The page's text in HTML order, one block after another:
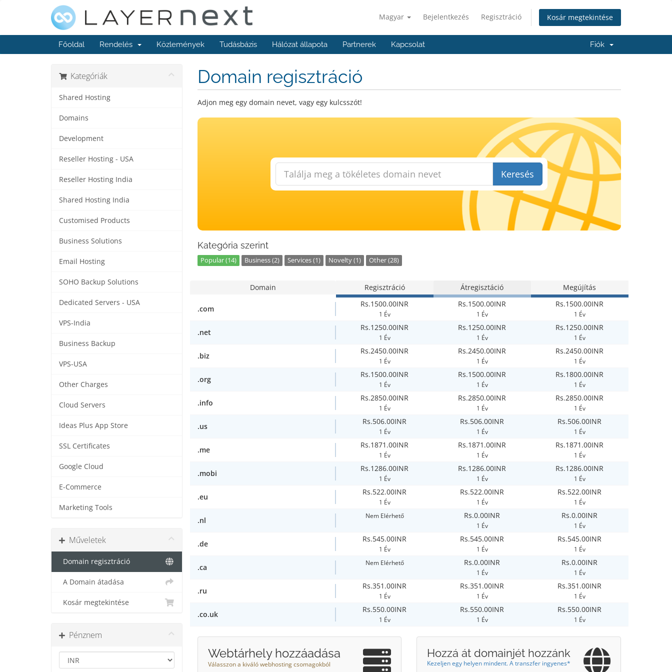
Magyar Bejelentkezés Regisztráció Kosár megtekintése
Főoldal Rendelés Közlemények Tudásbázis Hálózat állapota Partnerek Kapcsolat Fiók
Kategóriák
Shared Hosting
Domains
Development
Reseller Hosting - USA
Reseller Hosting India
Shared Hosting India
Customised Products
Business Solutions
Email Hosting
SOHO Backup Solutions
Dedicated Servers - USA
VPS-India
Business Backup
VPS-USA
Other Charges
Cloud Servers
Ideas Plus App Store
SSL Certificates
Google Cloud
E-Commerce
Marketing Tools
Műveletek
Domain regisztráció
A Domain átadása
Kosár megtekintése
Pénznem
Domain regisztráció
Adjon meg egy domain nevet, vagy egy kulcsszót!
Keresés
Kategória szerint
Popular (14) Business (2) Services (1) Novelty (1) Other (28)
Domain Regisztráció Átregisztáció Megújítás
.com
Rs.1500.00INR
1 Év
Rs.1500.00INR
1 Év
Rs.1500.00INR
1 Év
.net
Rs.1250.00INR
1 Év
Rs.1250.00INR
1 Év
Rs.1250.00INR
1 Év
.biz
Rs.2450.00INR
1 Év
Rs.2450.00INR
1 Év
Rs.2450.00INR
1 Év
.org
Rs.1500.00INR
1 Év
Rs.1500.00INR
1 Év
Rs.1800.00INR
1 Év
.info
Rs.2850.00INR
1 Év
Rs.2850.00INR
1 Év
Rs.2850.00INR
1 Év
.us
Rs.506.00INR
1 Év
Rs.506.00INR
1 Év
Rs.506.00INR
1 Év
.me
Rs.1871.00INR
1 Év
Rs.1871.00INR
1 Év
Rs.1871.00INR
1 Év
.mobi
Rs.1286.00INR
1 Év
Rs.1286.00INR
1 Év
Rs.1286.00INR
1 Év
.eu
Rs.522.00INR
1 Év
Rs.522.00INR
1 Év
Rs.522.00INR
1 Év
.nl Nem Elérhető Rs.0.00INR
1 Év
Rs.0.00INR
1 Év
.de
Rs.545.00INR
1 Év
Rs.545.00INR
1 Év
Rs.545.00INR
1 Év
.ca Nem Elérhető Rs.0.00INR
1 Év
Rs.0.00INR
1 Év
.ru
Rs.351.00INR
1 Év
Rs.351.00INR
1 Év
Rs.351.00INR
1 Év
.co.uk
Rs.550.00INR
1 Év
Rs.550.00INR
1 Év
Rs.550.00INR
1 Év
Webtárhely hozzáadása
Válasszon a kiváló webhosting csomagokból
Hozzá át domainjét hozzánk
Kezeljen egy helyen mindent. A transzfer ingyenes*